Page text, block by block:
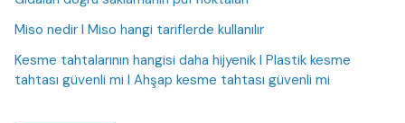
Miso nedir I Miso hangi tariflerde kullanılır
Kesme tahtalarının hangisi daha hijyenik I Plastik kesme
tahtası güvenli mi I Ahşap kesme tahtası güvenli mi